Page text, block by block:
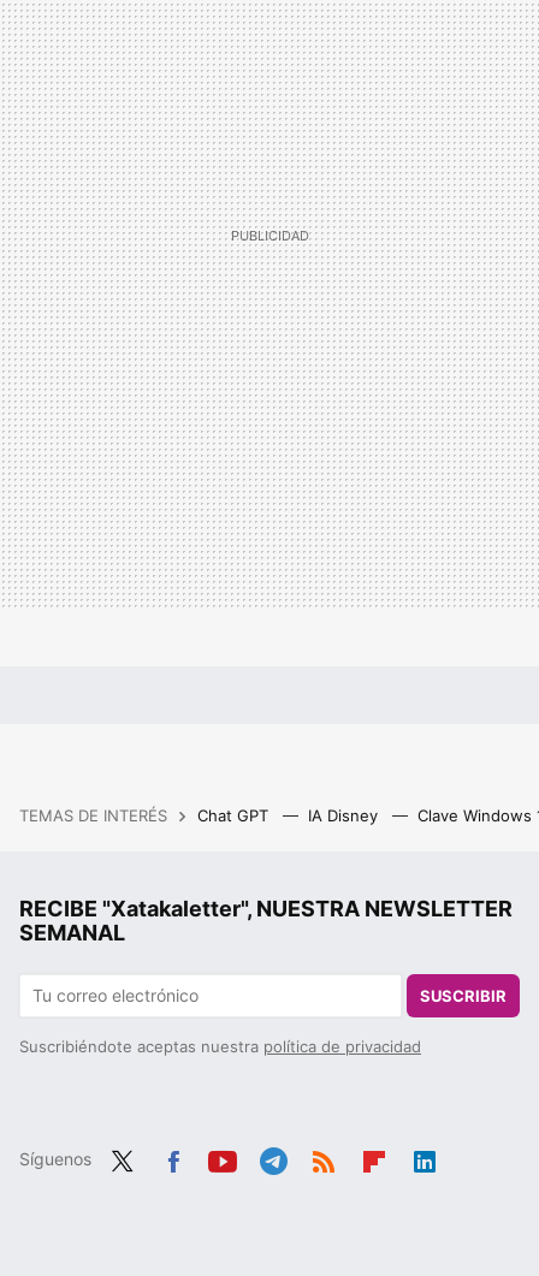
TEMAS DE INTERÉS Chat GPT IA Disney Clave Windows
RECIBE "Xatakaletter", NUESTRA NEWSLETTER
SEMANAL
SUSCRIBIR
Suscribiéndote aceptas nuestra política de privacidad
Síguenos